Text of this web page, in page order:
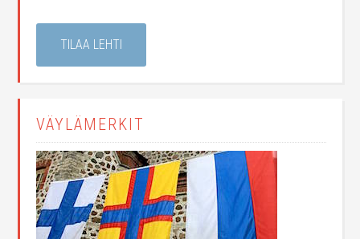
TILAA LEHTI
VÄYLÄMERKIT